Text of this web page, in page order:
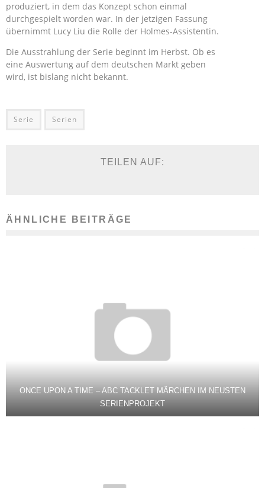
produziert, in dem das Konzept schon einmal
durchgespielt worden war. In der jetzigen Fassung
übernimmt Lucy Liu die Rolle der Holmes-Assistentin.
Die Ausstrahlung der Serie beginnt im Herbst. Ob es
eine Auswertung auf dem deutschen Markt geben
wird, ist bislang nicht bekannt.
Serie Serien
TEILEN AUF:
ÄHNLICHE BEITRÄGE
ONCE UPON A TIME – ABC TACKLET MÄRCHEN IM NEUSTEN
SERIENPROJEKT